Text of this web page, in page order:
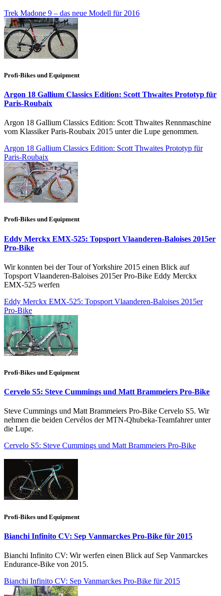
Trek Madone 9 – das neue Modell für 2016
Profi-Bikes und Equipment
Argon 18 Gallium Classics Edition: Scott Thwaites Prototyp für
Paris-Roubaix
Argon 18 Gallium Classics Edition: Scott Thwaites Rennmaschine
vom Klassiker Paris-Roubaix 2015 unter die Lupe genommen.
Argon 18 Gallium Classics Edition: Scott Thwaites Prototyp für
Paris-Roubaix
Profi-Bikes und Equipment
Eddy Merckx EMX-525: Topsport Vlaanderen-Baloises 2015er
Pro-Bike
Wir konnten bei der Tour of Yorkshire 2015 einen Blick auf
Topsport Vlaanderen-Baloises 2015er Pro-Bike Eddy Merckx
EMX-525 werfen
Eddy Merckx EMX-525: Topsport Vlaanderen-Baloises 2015er
Pro-Bike
Profi-Bikes und Equipment
Cervelo S5: Steve Cummings und Matt Brammeiers Pro-Bike
Steve Cummings und Matt Brammeiers Pro-Bike Cervelo S5. Wir
nehmen die beiden Cervélos der MTN-Qhubeka-Teamfahrer unter
die Lupe.
Cervelo S5: Steve Cummings und Matt Brammeiers Pro-Bike
Profi-Bikes und Equipment
Bianchi Infinito CV: Sep Vanmarckes Pro-Bike für 2015
Bianchi Infinito CV: Wir werfen einen Blick auf Sep Vanmarckes
Endurance-Bike von 2015.
Bianchi Infinito CV: Sep Vanmarckes Pro-Bike für 2015